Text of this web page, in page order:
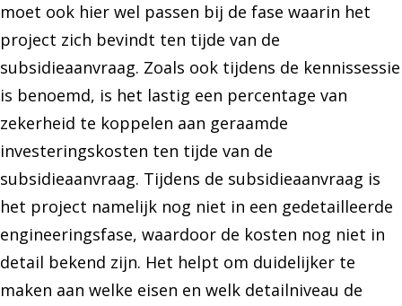
moet ook hier wel passen bij de fase waarin het
project zich bevindt ten tijde van de
subsidieaanvraag. Zoals ook tijdens de kennissessie
is benoemd, is het lastig een percentage van
zekerheid te koppelen aan geraamde
investeringskosten ten tijde van de
subsidieaanvraag. Tijdens de subsidieaanvraag is
het project namelijk nog niet in een gedetailleerde
engineeringsfase, waardoor de kosten nog niet in
detail bekend zijn. Het helpt om duidelijker te
maken aan welke eisen en welk detailniveau de